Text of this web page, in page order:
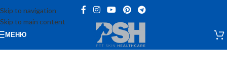
Skip to navigation
Skip to main content
МЕНЮ